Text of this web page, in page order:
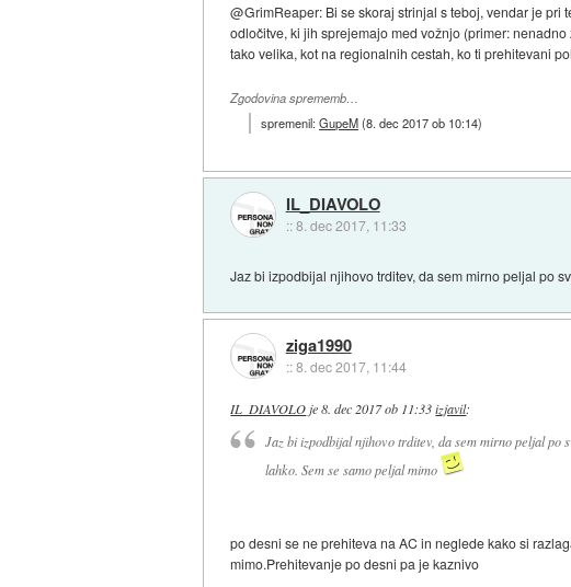
@GrimReaper: Bi se skoraj strinjal s teboj, vendar je
odločitve, ki jih sprejemajo med vožnjo (primer:
tako velika, kot na regionalnih cestah, ko ti prehitevani
Zgodovina sprememb…
spremenil:GupeM(8. dec 2017 ob 10:14)
IL_DIAVOLO
::8. dec 2017, 11:33
Jaz bi izpodbijal njihovo trditev, da sem mirno peljal po
ziga1990
::8. dec 2017, 11:44
IL_DIAVOLO je8. dec 2017 ob 11:33 izjavil:
Jaz bi izpodbijal njihovo trditev, da sem mirno peljal po
lahko. Sem se samo peljal mimo
po desni se ne prehiteva na AC in neglede kako si
mimo.Prehitevanje po desni pa je kaznivo